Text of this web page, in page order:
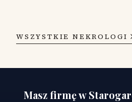
WSZYSTKIE NEKROLOGI
Masz firmę w